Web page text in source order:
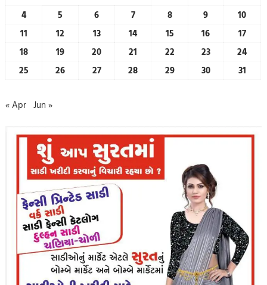
4
5 6 7 8 9
10
11
12 13 14 15 16
17
18
19 20 21 22 23
24
25
26 27 28 29 30 31
« Apr Jun »